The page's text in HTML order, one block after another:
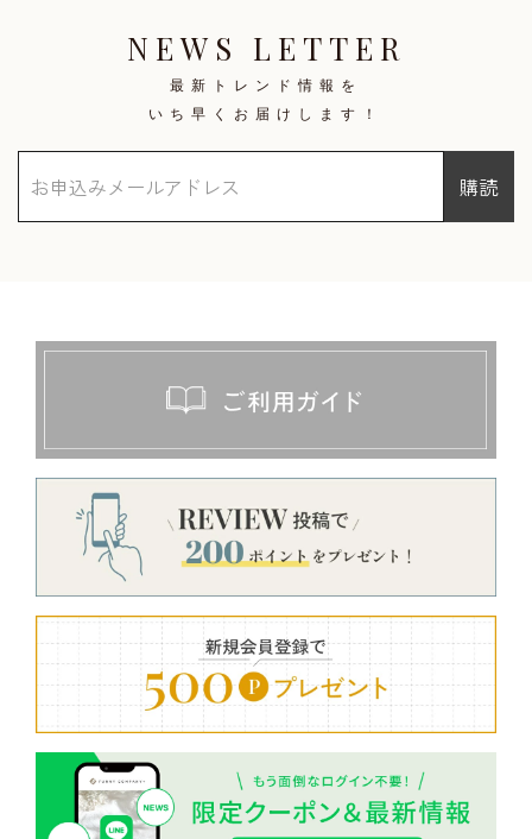
NEWS LETTER
最新トレンド情報を
いち早くお届けします！